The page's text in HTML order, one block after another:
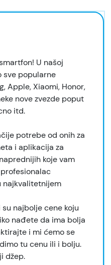
U našoj
sve popularne
Apple, Xiaomi, Honor,
nove zvezde poput
itd.
potrebe od onih za
i aplikacija za
koje vam
najkvalitetnijem
najbolje cene koju
nađete da ima bolja
i mi ćemo se
tu cenu ili i bolju.
džep.